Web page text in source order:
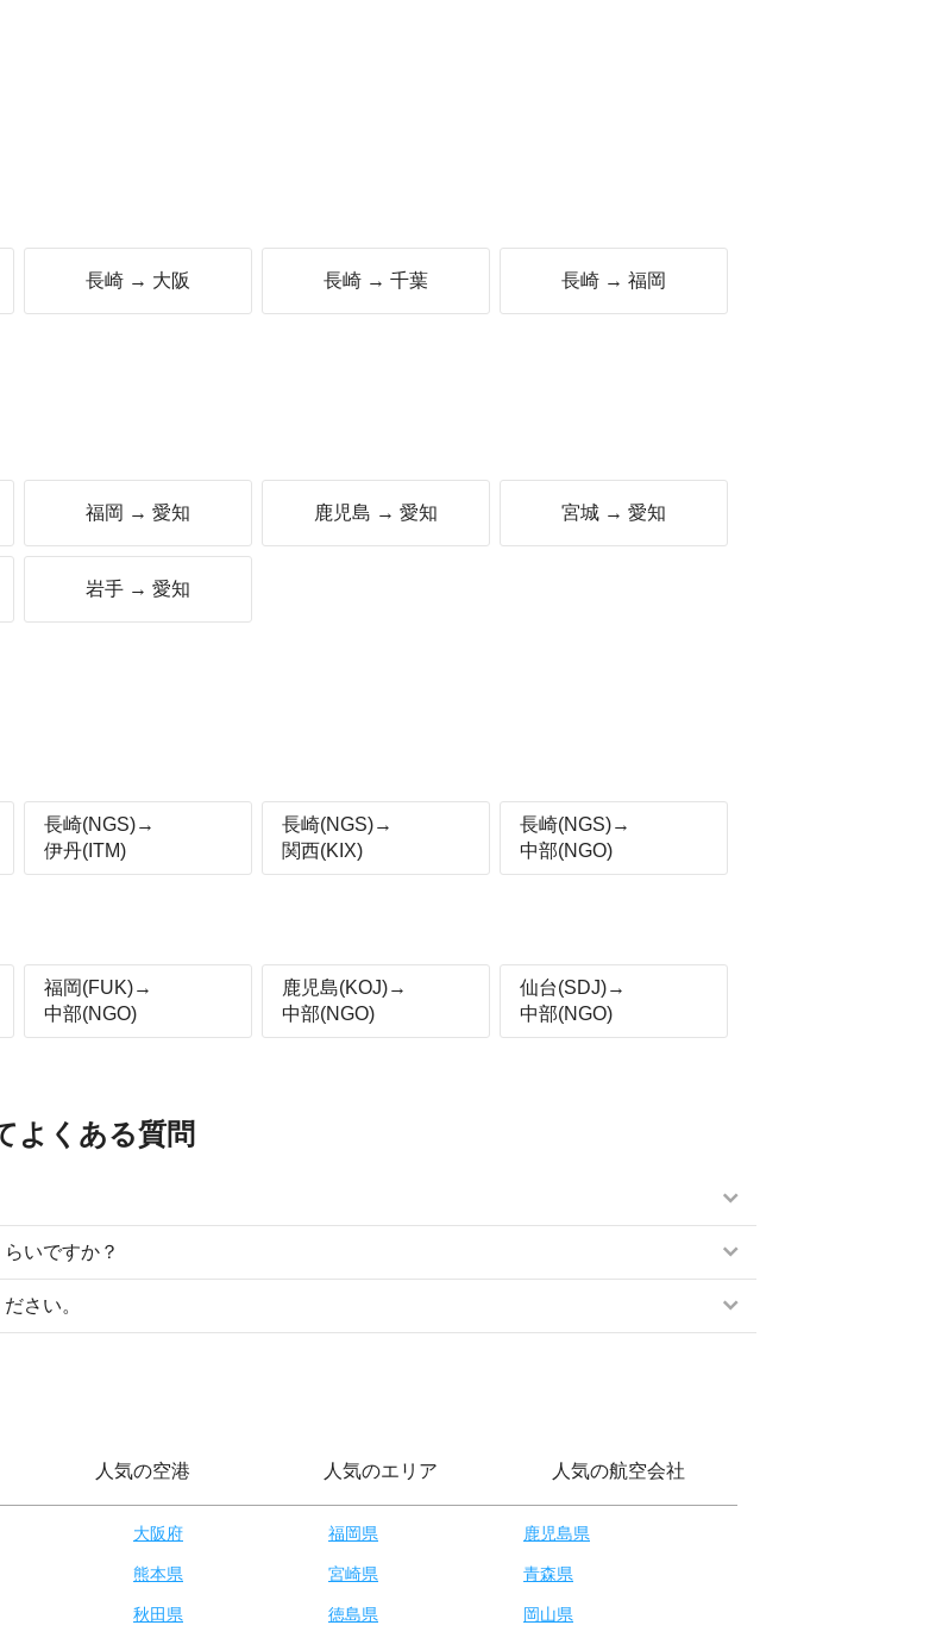
長崎 → 大阪 長崎 → 千葉 長崎 → 福岡
福岡 → 愛知 鹿児島 → 愛知 宮城 → 愛知
岩手 → 愛知
長崎(NGS)→
伊丹(ITM)
長崎(NGS)→
関西(KIX)
長崎(NGS)→
中部(NGO)
福岡(FUK)→
中部(NGO)
鹿児島(KOJ)→
中部(NGO)
仙台(SDJ)→
中部(NGO)
よくある質問
いですか？
さい。
人気の空港 人気のエリア 人気の航空会社
大阪府 福岡県 鹿児島県
熊本県 宮崎県 青森県
秋田県 徳島県 岡山県